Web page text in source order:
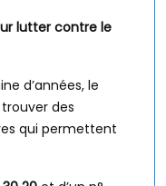
lutter contre le
d’années, le
des
qui permettent